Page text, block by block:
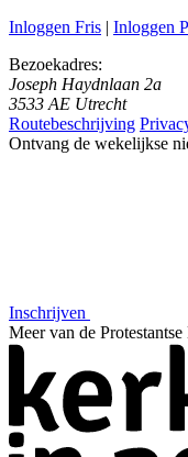
Inloggen Fris | Inloggen
Bezoekadres:
Joseph Haydnlaan 2a
3533 AE Utrecht
Routebeschrijving
Ontvang de wekelijkse
Inschrijven
Meer van de